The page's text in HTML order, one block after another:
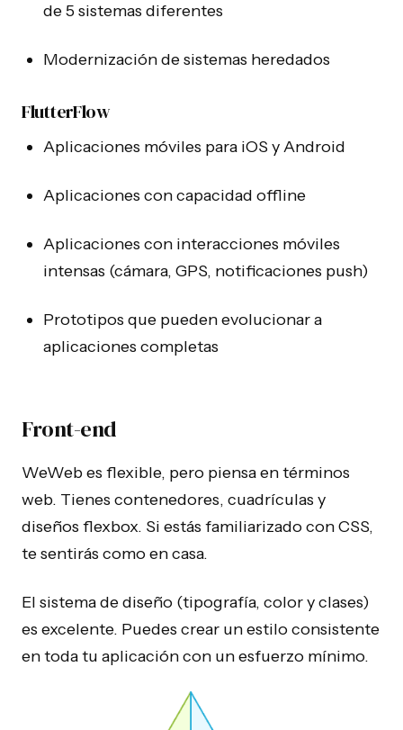
de 5 sistemas diferentes
Modernización de sistemas heredados
FlutterFlow
Aplicaciones móviles para iOS y Android
Aplicaciones con capacidad offline
Aplicaciones con interacciones móviles
intensas (cámara, GPS, notificaciones push)
Prototipos que pueden evolucionar a
aplicaciones completas
Front-end
WeWeb es flexible, pero piensa en términos
web. Tienes contenedores, cuadrículas y
diseños flexbox. Si estás familiarizado con CSS,
te sentirás como en casa.
El sistema de diseño (tipografía, color y clases)
es excelente. Puedes crear un estilo consistente
en toda tu aplicación con un esfuerzo mínimo.